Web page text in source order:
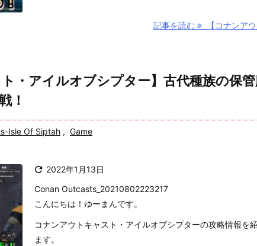
記事を読む 【コナンア
・アイルオブシプター】古代種族の保管
！
Isle Of Siptah , Game
 2022年1月13日
Conan Outcasts_20210802223217
こんにちは！ゆーまんです。
コナンアウトキャスト・アイルオブシプターの攻略情報を
ます。